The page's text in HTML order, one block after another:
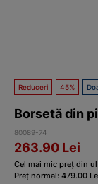
Reduceri 45%
Borsetă din
80089-74
263.90 Lei
Cel mai mic preț din
Preț normal: 479.00